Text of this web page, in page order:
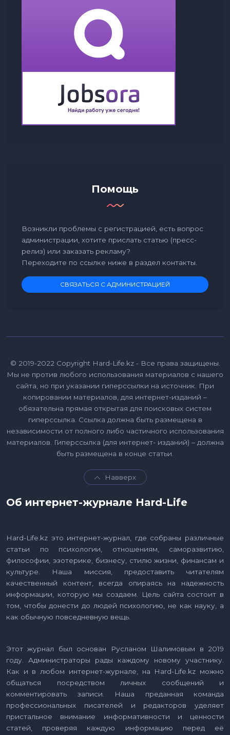
Помощь
Возникли проблемы с регистрацией, есть вопрос
администрации, хотите прислать статью (пресс-
релиз) или заказать рекламу?
Переходите по ссылке ниже в раздел контакты.
СВЯЗАТЬСЯ С АДМИНИСТРАЦИЕЙ
© 2019-2022 Copyright Hard-Life.kz - Все права защищены.
Мы не против любого использования материалов с нашего
сайта, но при указании гиперссылки на источник. При
копировании материалов, для интернет-изданий –
обязательна прямая открытая для поисковых систем
гиперссылка. Ссылка должна быть размещена в
независимости от полного либо частичного использования
материалов. Гиперссылка (для интернет- изданий) – должна
быть размещена в конце статьи.
Навверх
Об интернет-журнале Hard-Life
Hard-Life.kz это интернет-журнал, где собраны различные
статьи по психологии, отношениям, саморазвитию,
философии, эзотерике, бизнесу, стилю жизни, финансам и
культуре. Наша миссия, предоставить читателям
качественный контент, всегда опираясь на надежность
информации, которую мы создаем. Цель сайта состоит в
том, чтобы донести до людей психологию, не как науку, а
как обычную повседневную вещь.
Этот журнал был основан Русланом Шалимовым в 2019
году. Администраторы рады каждому новому участнику.
Как и в любом интернет-журнале, на Hard-Life.kz можно
общаться посредством личных сообщений и
комментировать записи. Наша преданная команда
профессиональных писателей и редакторов уделяет
пристальное внимание информативности и ценности
статей, проверяя каждую информацию перед её